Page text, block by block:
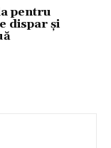
pentru
dispar şi